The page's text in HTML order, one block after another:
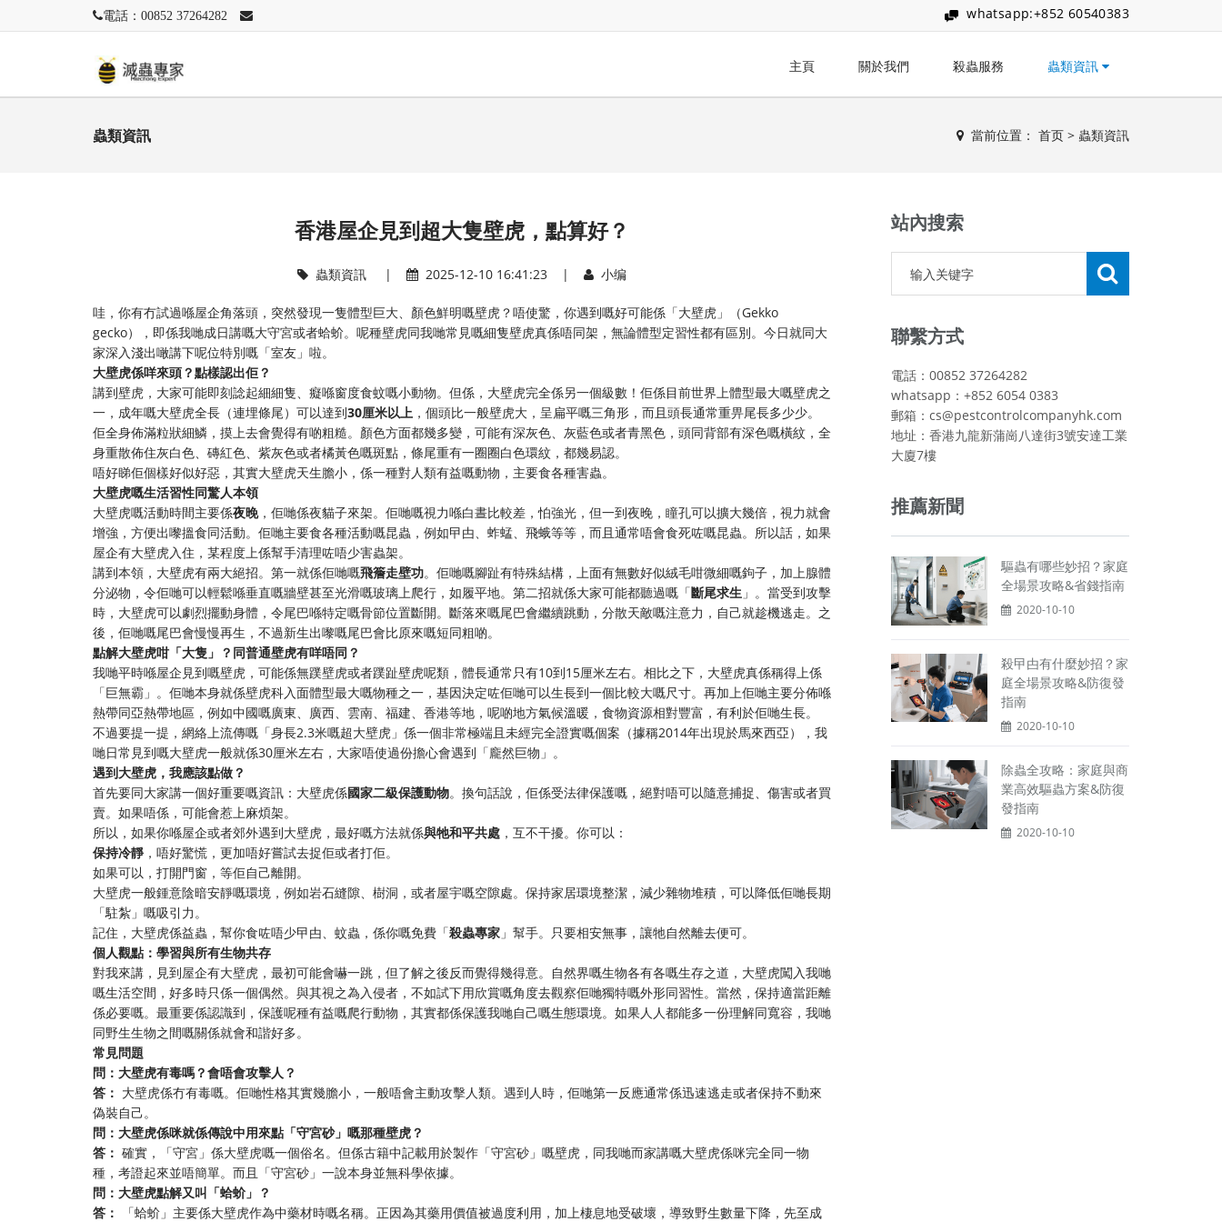
電話：00852 37264282 whatsapp:+852 60540383
主頁 關於我們 殺蟲服務 蟲類資訊
蟲類資訊 當前位置： 首页 > 蟲類資訊
香港屋企見到超大隻壁虎，點算好？
蟲類資訊 | 2025-12-10 16:41:23 | 小编
哇，你有冇試過喺屋企角落頭，突然發現一隻體型巨大、顏色鮮明嘅壁虎？唔使驚，你遇到嘅好可能係「大壁虎」（Gekko
gecko），即係我哋成日講嘅大守宮或者蛤蚧。呢種壁虎同我哋常見嘅細隻壁虎真係唔同架，無論體型定習性都有區別。今日就同大
家深入淺出噉講下呢位特別嘅「室友」啦。
大壁虎係咩來頭？點樣認出佢？
講到壁虎，大家可能即刻諗起細細隻、癡喺窗度食蚊嘅小動物。但係，大壁虎完全係另一個級數！佢係目前世界上體型最大嘅壁虎之
一，成年嘅大壁虎全長（連埋條尾）可以達到30厘米以上 ，個頭比一般壁虎大，呈扁平嘅三角形，而且頭長通常重畀尾長多少少。
佢全身佈滿粒狀細鱗，摸上去會覺得有啲粗糙。顏色方面都幾多變，可能有深灰色、灰藍色或者青黑色，頭同背部有深色嘅橫紋，全
身重散佈住灰白色、磚紅色、紫灰色或者橘黃色嘅斑點，條尾重有一圈圈白色環紋，都幾易認。
唔好睇佢個樣好似好惡，其實大壁虎天生膽小，係一種對人類有益嘅動物，主要食各種害蟲。
大壁虎嘅生活習性同驚人本領
大壁虎嘅活動時間主要係夜晚，佢哋係夜貓子來架。佢哋嘅視力喺白晝比較差，怕強光，但一到夜晚，瞳孔可以擴大幾倍，視力就會
增強，方便出嚟搵食同活動。佢哋主要食各種活動嘅昆蟲，例如曱甴、蚱蜢、飛蛾等等，而且通常唔會食死咗嘅昆蟲。所以話，如果
屋企有大壁虎入住，某程度上係幫手清理咗唔少害蟲架。
講到本領，大壁虎有兩大絕招。第一就係佢哋嘅飛簷走壁功。佢哋嘅腳趾有特殊結構，上面有無數好似絨毛咁微細嘅鉤子，加上腺體
分泌物，令佢哋可以輕鬆喺垂直嘅牆壁甚至光滑嘅玻璃上爬行，如履平地。第二招就係大家可能都聽過嘅「斷尾求生 」。當受到攻擊
時，大壁虎可以劇烈擺動身體，令尾巴喺特定嘅骨節位置斷開。斷落來嘅尾巴會繼續跳動，分散天敵嘅注意力，自己就趁機逃走。之
後，佢哋嘅尾巴會慢慢再生，不過新生出嚟嘅尾巴會比原來嘅短同粗啲。
點解大壁虎咁「大隻」？同普通壁虎有咩唔同？
我哋平時喺屋企見到嘅壁虎，可能係無蹼壁虎或者蹼趾壁虎呢類，體長通常只有10到15厘米左右。相比之下，大壁虎真係稱得上係
「巨無霸」。佢哋本身就係壁虎科入面體型最大嘅物種之一，基因決定咗佢哋可以生長到一個比較大嘅尺寸。再加上佢哋主要分佈喺
熱帶同亞熱帶地區，例如中國嘅廣東、廣西、雲南、福建、香港等地，呢啲地方氣候溫暖，食物資源相對豐富，有利於佢哋生長。
不過要提一提，網絡上流傳嘅「身長2.3米嘅超大壁虎」係一個非常極端且未經完全證實嘅個案（據稱2014年出現於馬來西亞），我
哋日常見到嘅大壁虎一般就係30厘米左右，大家唔使過份擔心會遇到「龐然巨物」。
遇到大壁虎，我應該點做？
首先要同大家講一個好重要嘅資訊：大壁虎係國家二級保護動物。換句話說，佢係受法律保護嘅，絕對唔可以隨意捕捉、傷害或者買
賣。如果唔係，可能會惹上麻煩架。
所以，如果你喺屋企或者郊外遇到大壁虎，最好嘅方法就係與牠和平共處 ，互不干擾。你可以：
保持冷靜，唔好驚慌，更加唔好嘗試去捉佢或者打佢。
如果可以，打開門窗，等佢自己離開。
大壁虎一般鍾意陰暗安靜嘅環境，例如岩石縫隙、樹洞，或者屋宇嘅空隙處。保持家居環境整潔，減少雜物堆積，可以降低佢哋長期
「駐紮」嘅吸引力。
記住，大壁虎係益蟲，幫你食咗唔少曱甴、蚊蟲，係你嘅免費「殺蟲專家 」幫手。只要相安無事，讓牠自然離去便可。
個人觀點：學習與所有生物共存
對我來講，見到屋企有大壁虎，最初可能會嚇一跳，但了解之後反而覺得幾得意。自然界嘅生物各有各嘅生存之道，大壁虎闖入我哋
嘅生活空間，好多時只係一個偶然。與其視之為入侵者，不如試下用欣賞嘅角度去觀察佢哋獨特嘅外形同習性。當然，保持適當距離
係必要嘅。最重要係認識到，保護呢種有益嘅爬行動物，其實都係保護我哋自己嘅生態環境。如果人人都能多一份理解同寬容，我哋
同野生生物之間嘅關係就會和諧好多。
常見問題
問：大壁虎有毒嗎？會唔會攻擊人？
答： ​ 大壁虎係冇有毒嘅。佢哋性格其實幾膽小，一般唔會主動攻擊人類。遇到人時，佢哋第一反應通常係迅速逃走或者保持不動來
偽裝自己。
問：大壁虎係咪就係傳說中用來點「守宮砂」嘅那種壁虎？
答： ​ 確實，「守宮」係大壁虎嘅一個俗名。但係古籍中記載用於製作「守宮砂」嘅壁虎，同我哋而家講嘅大壁虎係咪完全同一物
種，考證起來並唔簡單。而且「守宮砂」一說本身並無科學依據。
問：大壁虎點解又叫「蛤蚧」？
答：
​ 「蛤蚧」主要係大壁虎作為中藥材時嘅名稱。正因為其藥用價值被過度利用，加上棲息地受破壞，導致野生數量下降，先至成
站內搜索
聯繫方式
電話：00852 37264282
whatsapp：+852 6054 0383
郵箱：cs@pestcontrolcompanyhk.com
地址：香港九龍新蒲崗八達街3號安達工業
大廈7樓
推薦新聞
驅蟲有哪些妙招？家庭
全場景攻略&省錢指南
2020-10-10
殺曱甴有什麼妙招？家
庭全場景攻略&防復發
指南
2020-10-10
除蟲全攻略：家庭與商
業高效驅蟲方案&防復
發指南
2020-10-10